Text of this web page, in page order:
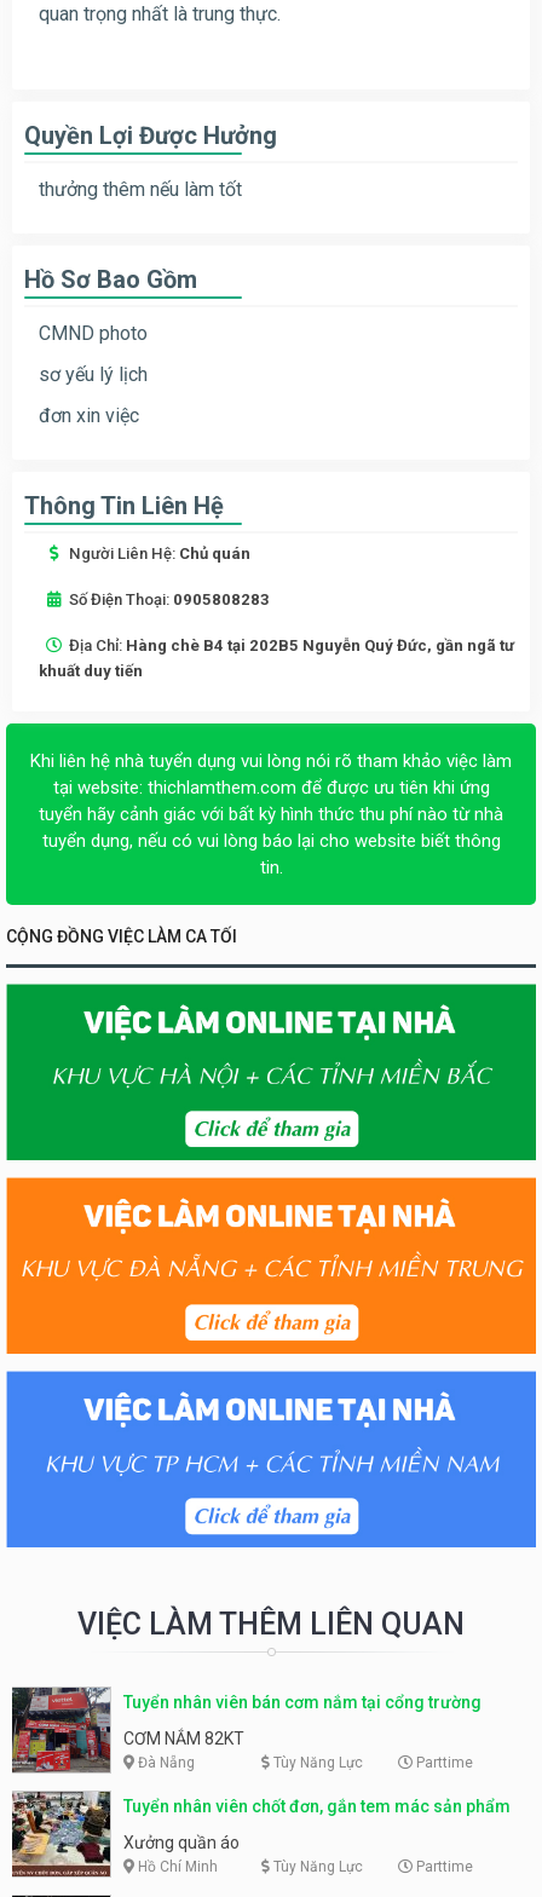
quan trọng nhất là trung thực.
Quyền Lợi Được Hưởng
thưởng thêm nếu làm tốt
Hồ Sơ Bao Gồm
CMND photo
sơ yếu lý lịch
đơn xin việc
Thông Tin Liên Hệ
Người Liên Hệ: Chủ quán
Số Điện Thoại: 0905808283
Địa Chỉ: Hàng chè B4 tại 202B5 Nguyễn Quý Đức, gần ngã tư
khuất duy tiến
Khi liên hệ nhà tuyển dụng vui lòng nói rõ tham khảo việc làm
tại website: thichlamthem.com để được ưu tiên khi ứng
tuyển hãy cảnh giác với bất kỳ hình thức thu phí nào từ nhà
tuyển dụng, nếu có vui lòng báo lại cho website biết thông
tin.
CỘNG ĐỒNG VIỆC LÀM CA TỐI
VIỆC LÀM THÊM LIÊN QUAN
Tuyển nhân viên bán cơm nắm tại cổng trường
CƠM NẮM 82KT
Đà Nẵng Tùy Năng Lực Parttime
Tuyển nhân viên chốt đơn, gắn tem mác sản phẩm
Xưởng quần áo
Hồ Chí Minh Tùy Năng Lực Parttime